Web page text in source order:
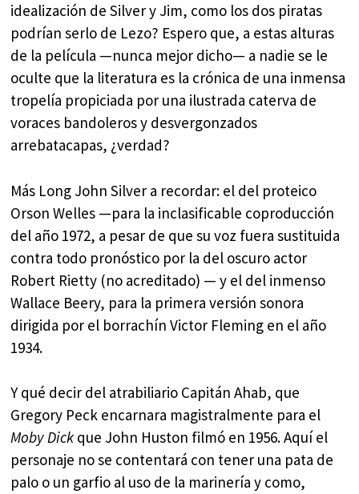
idealización de Silver y Jim, como los dos piratas
podrían serlo de Lezo? Espero que, a estas alturas
de la película —nunca mejor dicho— a nadie se le
oculte que la literatura es la crónica de una inmensa
tropelía propiciada por una ilustrada caterva de
voraces bandoleros y desvergonzados
arrebatacapas, ¿verdad?
Más Long John Silver a recordar: el del proteico
Orson Welles —para la inclasificable coproducción
del año 1972, a pesar de que su voz fuera sustituida
contra todo pronóstico por la del oscuro actor
Robert Rietty (no acreditado) — y el del inmenso
Wallace Beery, para la primera versión sonora
dirigida por el borrachín Victor Fleming en el año
1934.
Y qué decir del atrabiliario Capitán Ahab, que
Gregory Peck encarnara magistralmente para el
Moby Dick que John Huston filmó en 1956. Aquí el
personaje no se contentará con tener una pata de
palo o un garfio al uso de la marinería y como,